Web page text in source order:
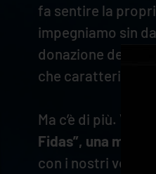
fa sentire la
impegniamo sin
donazione del
che caratterizza
Ma c’è di più.
Fidas”, una
con i nostri